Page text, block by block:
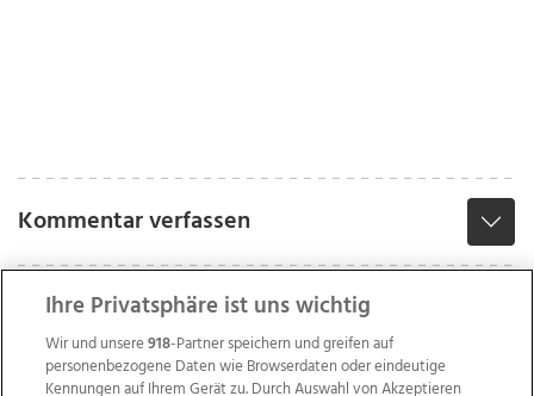
Kommentar verfassen
Ihre Privatsphäre ist uns wichtig
Wir und unsere918-Partner speichern und greifen auf
personenbezogene Daten wie Browserdaten oder eindeutige
Kennungen auf Ihrem Gerät zu. Durch Auswahl von Akzeptieren